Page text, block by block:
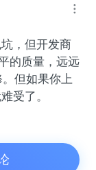
，但开发商
的质量，远远
但如果你上
受了。